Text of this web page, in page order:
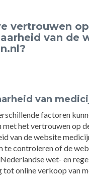
vertrouwen
van de
van
factoren
het vertrouwen op
van de website
te controleren of de
wet- en
online verkoop van